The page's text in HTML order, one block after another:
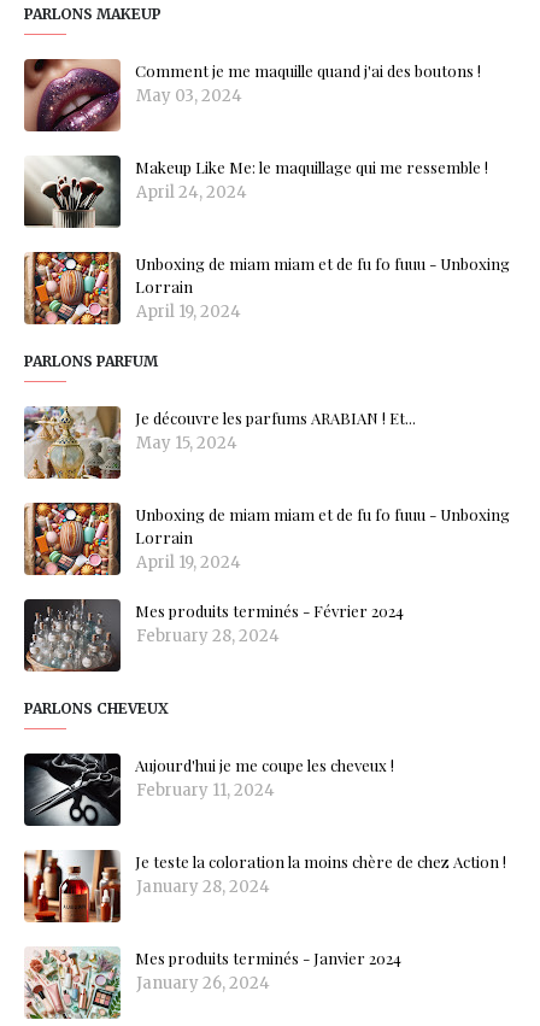
PARLONS MAKEUP
Comment je me maquille quand j'ai des boutons !
May 03, 2024
Makeup Like Me: le maquillage qui me ressemble !
April 24, 2024
Unboxing de miam miam et de fu fo fuuu - Unboxing
Lorrain
April 19, 2024
PARLONS PARFUM
Je découvre les parfums ARABIAN ! Et...
May 15, 2024
Unboxing de miam miam et de fu fo fuuu - Unboxing
Lorrain
April 19, 2024
Mes produits terminés - Février 2024
February 28, 2024
PARLONS CHEVEUX
Aujourd'hui je me coupe les cheveux !
February 11, 2024
Je teste la coloration la moins chère de chez Action !
January 28, 2024
Mes produits terminés - Janvier 2024
January 26, 2024